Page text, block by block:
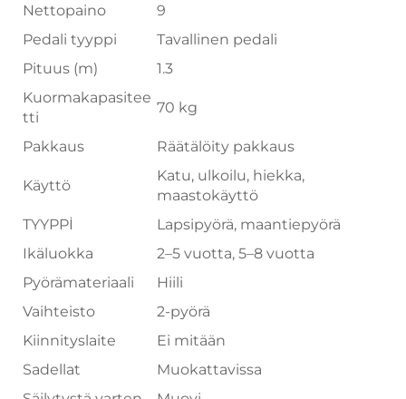
Nettopaino
9
Pedali tyyppi
Tavallinen pedali
Pituus (m)
1.3
Kuormakapasitee
tti
70 kg
Pakkaus Räätälöity pakkaus
Käyttö
Katu, ulkoilu, hiekka,
maastokäyttö
TYYPPİ
Lapsipyörä, maantiepyörä
Ikäluokka
2–5 vuotta, 5–8 vuotta
Pyörämateriaali
Hiili
Vaihteisto
2-pyörä
Kiinnityslaite
Ei mitään
Sadellat
Muokattavissa